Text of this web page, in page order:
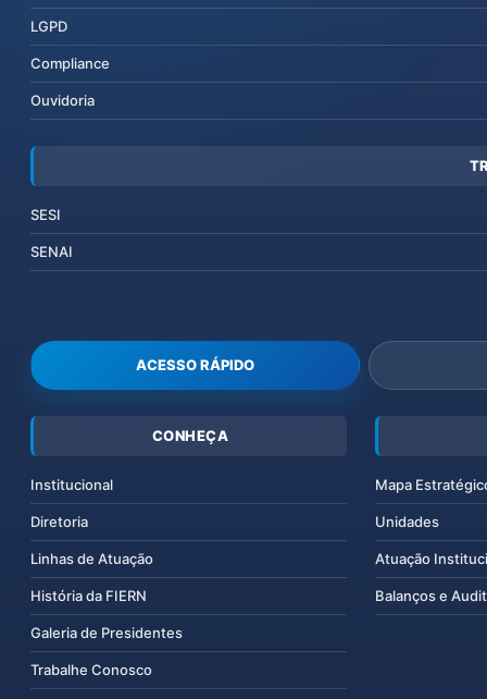
LGPD
Compliance
Ouvidoria
SESI
SENAI
ACESSO RÁPIDO
CONHEÇA
Institucional
Diretoria
Linhas de Atuação
História da FIERN
Galeria de Presidentes
Trabalhe Conosco
Mapa
Unidades
Atuação
Balanços e